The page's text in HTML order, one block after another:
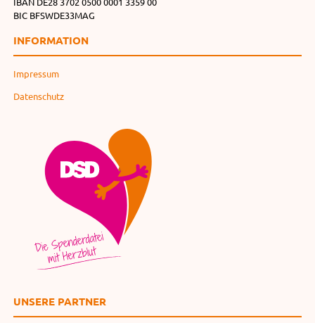
BIC BFSWDE33MAG
INFORMATION
Impressum
Datenschutz
UNSERE PARTNER